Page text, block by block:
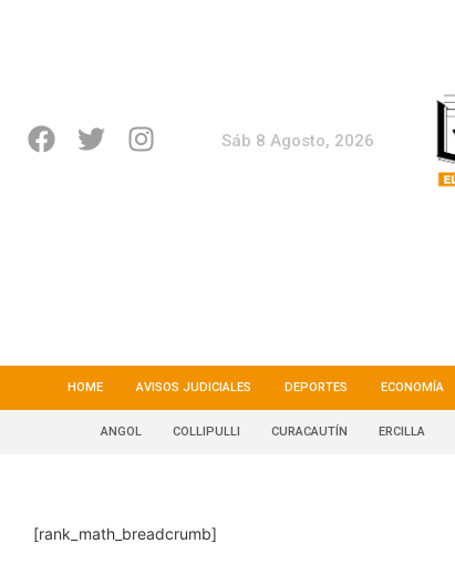
Sáb 8 Agosto, 2026
HOME AVISOS JUDICIALES DEPORTES ECONOMÍA
ANGOL COLLIPULLI CURACAUTÍN ERCILLA
[rank_math_breadcrumb]